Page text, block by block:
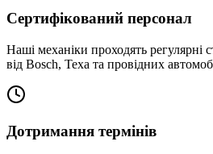
Сертифікований персонал
Наші механіки проходять регулярні
від Bosch, Texa та провідних
Дотримання термінів